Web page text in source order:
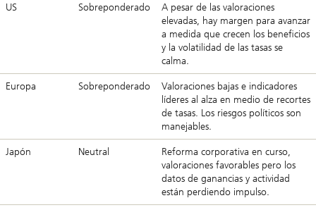
US Sobreponderado
A pesar de las valoraciones
elevadas, hay margen para avanzar
a medida que crecen los beneficios
y la volatilidad de las tasas se
calma.
Europa Sobreponderado
Valoraciones bajas e indicadores
líderes al alza en medio de recortes
de tasas. Los riesgos políticos son
manejables.
Japón Neutral
Reforma corporativa en curso,
valoraciones favorables pero los
datos de ganancias y actividad
están perdiendo impulso.